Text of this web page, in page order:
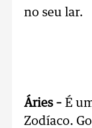
no seu lar.
Áries – É
Zodíaco.